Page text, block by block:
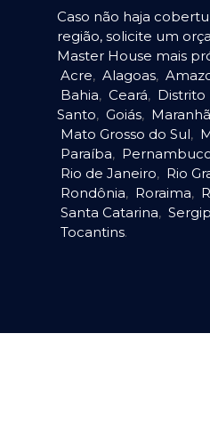
Caso não haja
região, solicite um
Master House mais
Acre, Alagoas,
Bahia, Ceará, Distrito
Santo, Goiás,
Mato Grosso do Sul,
Paraíba,
Rio de Janeiro, Rio
Rondônia, Roraima,
Santa Catarina,
Tocantins.